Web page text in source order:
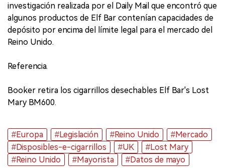
investigación realizada por el Daily Mail que encontró que
algunos productos de Elf Bar contenían capacidades de
depósito por encima del límite legal para el mercado del
Reino Unido.
Referencia.
Booker retira los cigarrillos desechables Elf Bar's Lost
Mary BM600.
#Europa #Legislación #Reino Unido
#Mercado
#Disposibles-e-cigarrillos
#UK
#Lost Mary
#Reino Unido
#Mayorista #Datos de mayo